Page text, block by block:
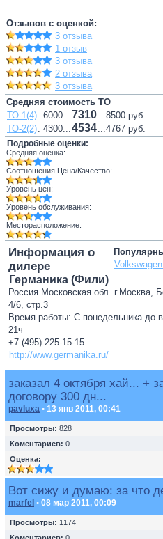
Отзывов с оценкой:
3 отзыва
1 отзыв
3 отзыва
2 отзыва
3 отзыва
Средняя стоимость ТО
ТО-1(4): 6000...7310...8500 руб.
ТО-2(2): 4300...4534...4767 руб.
Подробные оценки:
Средняя оценка:
Соотношения Цена/Качество:
Уровень цен:
Уровень обслуживания:
Месторасположение:
Информация о
дилере
Германика (Фили)
Россия Московская обл. г.Москва,
4/6, стр.3
Время работы: С понедельника до
21ч
+7 (495) 225-15-15
http://www.germanika.ru/
заказал 4 октября хай... +
договору 300 дн...
pavluxa • 13 янв 2011, 00:41
Просмотры: 828
Коментариев: 0
Оценка:
Вот сижу и думаю: за что
marfel • 08 мар 2011, 00:09
Просмотры: 1174